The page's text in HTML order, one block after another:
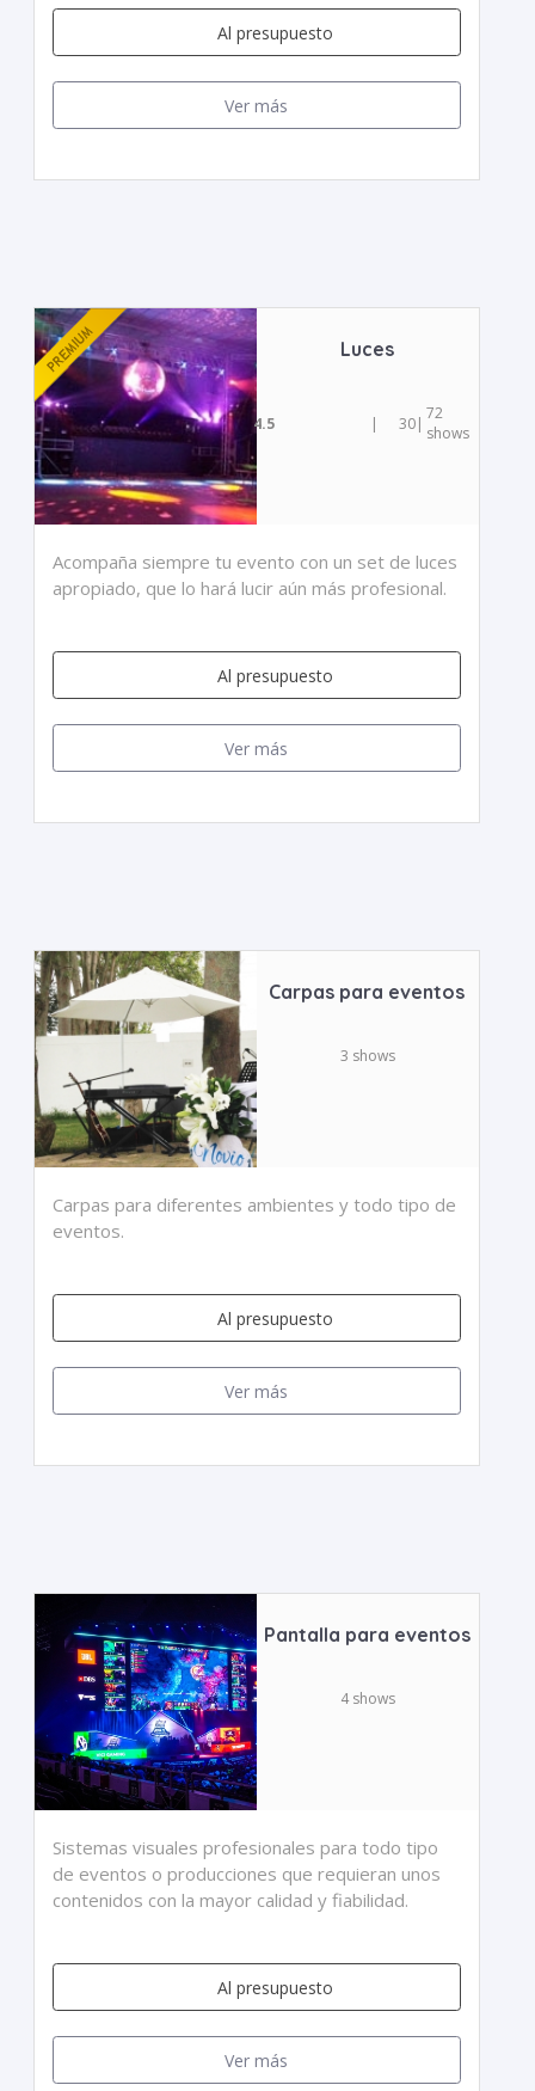
Al presupuesto
Ver más
Luces
4.5 | 30| 72
shows
Acompaña siempre tu evento con un set de luces
apropiado, que lo hará lucir aún más profesional.
Al presupuesto
Ver más
Carpas para eventos
3 shows
Carpas para diferentes ambientes y todo tipo de
eventos.
Al presupuesto
Ver más
Pantalla para eventos
4 shows
Sistemas visuales profesionales para todo tipo
de eventos o producciones que requieran unos
contenidos con la mayor calidad y fiabilidad.
Al presupuesto
Ver más